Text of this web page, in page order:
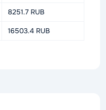
8251.7 RUB
16503.4 RUB